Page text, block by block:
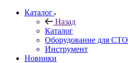
Каталог
Назад
Каталог
Оборудование для СТО
Инструмент
Новинки